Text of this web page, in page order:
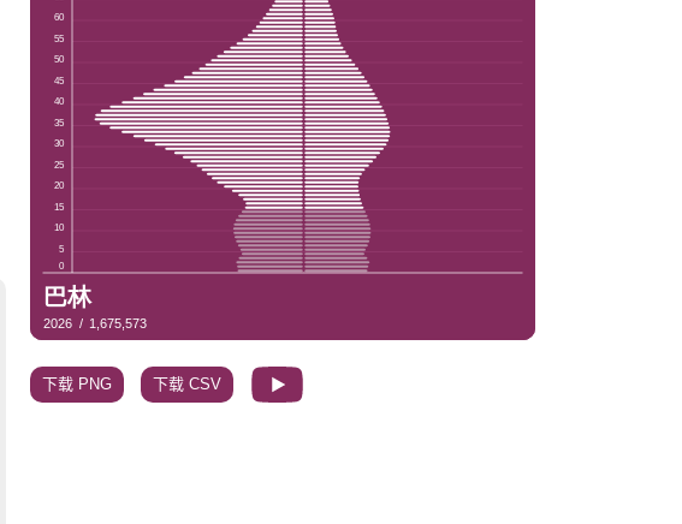
下载 PNG 下载 CSV